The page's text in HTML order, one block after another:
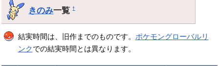
きのみ一覧†
結実時間は、旧作までのものです。 ポケモングローバルリ
ンクでの結実時間とは異なります。